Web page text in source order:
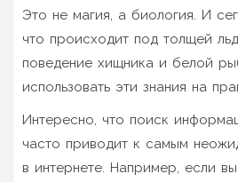
Это не магия, а биология. И
что происходит под толщей
поведение хищника и белой
использовать эти знания на
Интересно, что поиск
часто приводит к самым
в интернете. Например, если